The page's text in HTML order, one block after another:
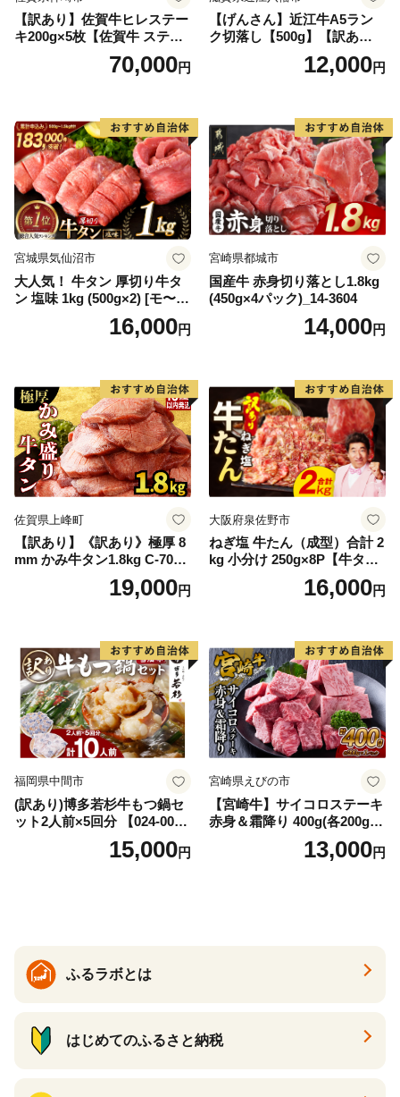
【訳あり】佐賀牛ヒレステー
キ200g×5枚【佐賀牛 ステー
キ ブランド肉 ヒレ肉 フィレ
肉 ジューシー ヘルシー】(H0
70,000円
【げんさん】近江牛A5ラン
ク切落し【500g】【訳あり】
12,000円
宮城県気仙沼市
大人気！ 牛タン 厚切り牛タ
ン 塩味 1kg (500g×2) [モ〜ラ
ンド 宮城県 気仙沼市 205646
60] 肉 牛肉 精肉 牛たん 牛タ
厚切り タン
16,000円
宮崎県都城市
国産牛 赤身切り落とし1.8kg
(450g×4パック)_14-3604
14,000円
佐賀県上峰町
【訳あり】《訳あり》極厚 8
mm かみ牛タン1.8kg C-709-
19,000円
大阪府泉佐野市
ねぎ塩 牛たん（成型）合計 2
kg 小分け 250g×8P【牛タン
牛肉 焼肉用 薄切り 訳あり サ
16,000円
福岡県中間市
(訳あり)博多若杉牛もつ鍋セ
ット2人前×5回分 【024-002
15,000円
宮崎県えびの市
【宮崎牛】サイコロステーキ
赤身＆霜降り 400g(各200g×
１P 計2P) 真空パック 冷凍
13,000円
ふるラボとは
はじめてのふるさと納税